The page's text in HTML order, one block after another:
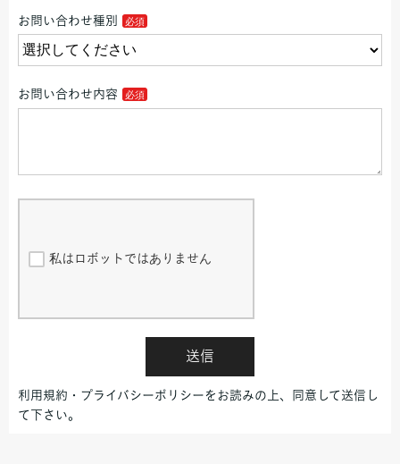
お問い合わせ種別
お問い合わせ内容
私はロボットではありません
送信
利用規約・プライバシーポリシーをお読みの上、同意して送信し
て下さい。